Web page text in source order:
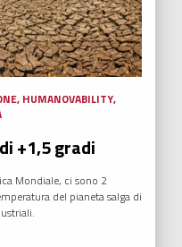
, HUMANOVABILITY,
+1,5 gradi
Mondiale, ci sono 2
del pianeta salga di